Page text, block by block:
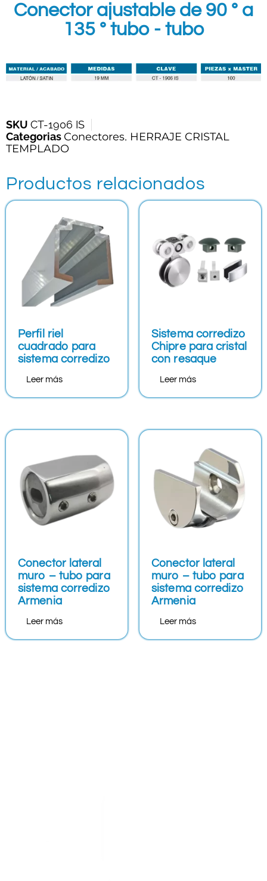
Conector ajustable de 90 ° a
135 ° tubo - tubo
SKU CT-1906 IS
Categorias Conectores, HERRAJE CRISTAL
TEMPLADO
Productos relacionados
Perfil riel
cuadrado para
sistema corredizo
Leer más
Sistema corredizo
Chipre para cristal
con resaque
Leer más
Conector lateral
muro – tubo para
sistema corredizo
Armenia
Leer más
Conector lateral
muro – tubo para
sistema corredizo
Armenia
Leer más